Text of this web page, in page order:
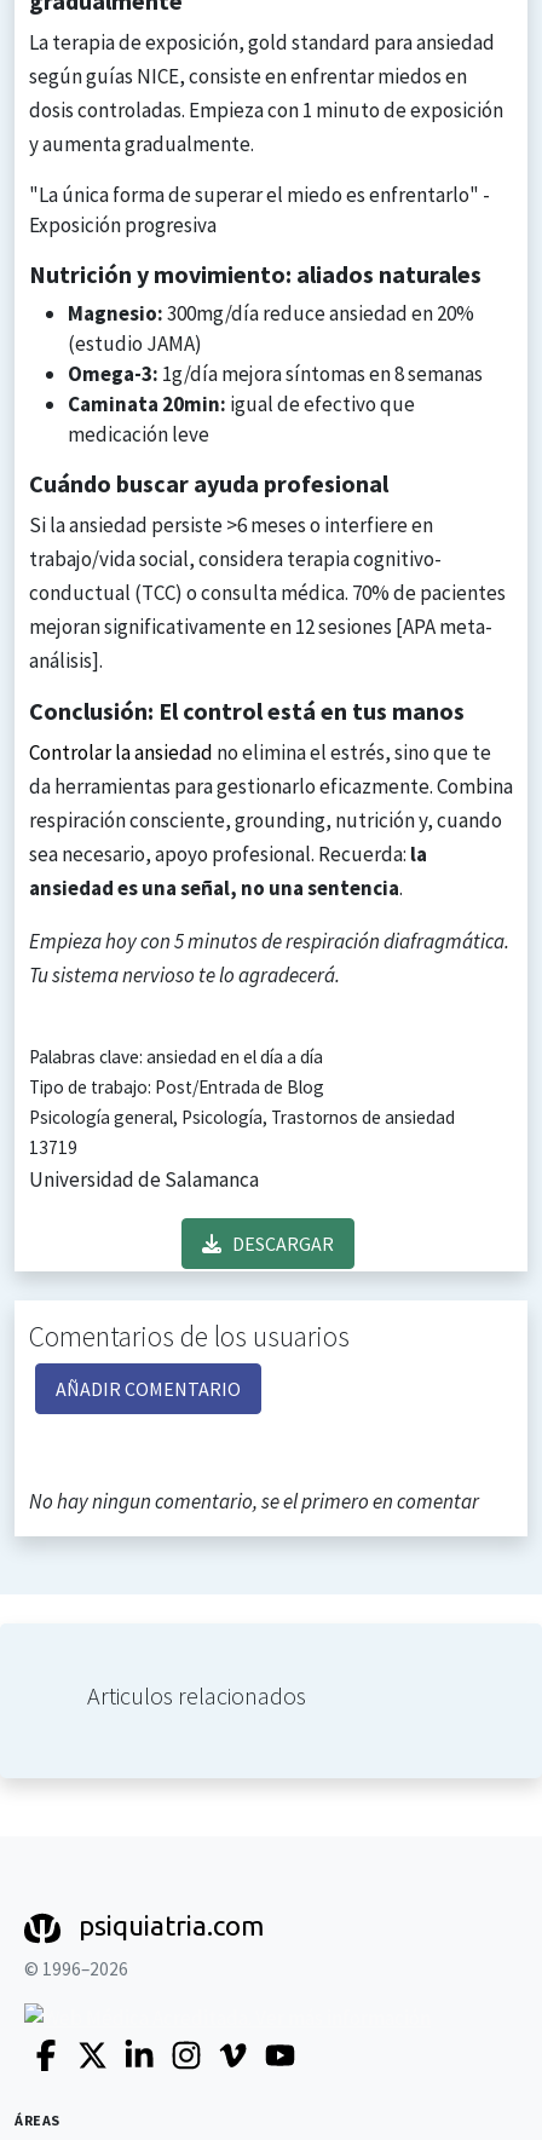
La terapia de exposición, gold standard para ansiedad
según guías NICE, consiste en enfrentar miedos en
dosis controladas. Empieza con 1 minuto de exposición
y aumenta gradualmente.
"La única forma de superar el miedo es enfrentarlo" -
Exposición progresiva
Nutrición y movimiento: aliados naturales
Magnesio:300mg/día reduce ansiedad en 20%
(estudio JAMA)
Omega-3: 1g/día mejora síntomas en 8 semanas
Caminata 20min: igual de efectivo que
medicación leve
Cuándo buscar ayuda profesional
Si la ansiedad persiste >6 meses o interfiere en
trabajo/vida social, considera terapia cognitivo-
conductual (TCC) o consulta médica. 70% de pacientes
mejoran significativamente en 12 sesiones [APA meta-
análisis].
Conclusión: El control está en tus manos
Controlar la ansiedad no elimina el estrés, sino que te
da herramientas para gestionarlo eficazmente. Combina
respiración consciente, grounding, nutrición y, cuando
sea necesario, apoyo profesional. Recuerda: la
ansiedad es una señal, no una sentencia.
Empieza hoy con 5 minutos de respiración diafragmática.
Tu sistema nervioso te lo agradecerá.
Palabras clave: ansiedad en el día a día
Tipo de trabajo: Post/Entrada de Blog
Psicología general, Psicología, Trastornos de ansiedad
13719
Universidad de Salamanca
DESCARGAR
Comentarios de los usuarios
AÑADIR COMENTARIO
No hay ningun comentario, se el primero en comentar
Articulos relacionados
psiquiatria.com
© 1996–2026
ÁREAS